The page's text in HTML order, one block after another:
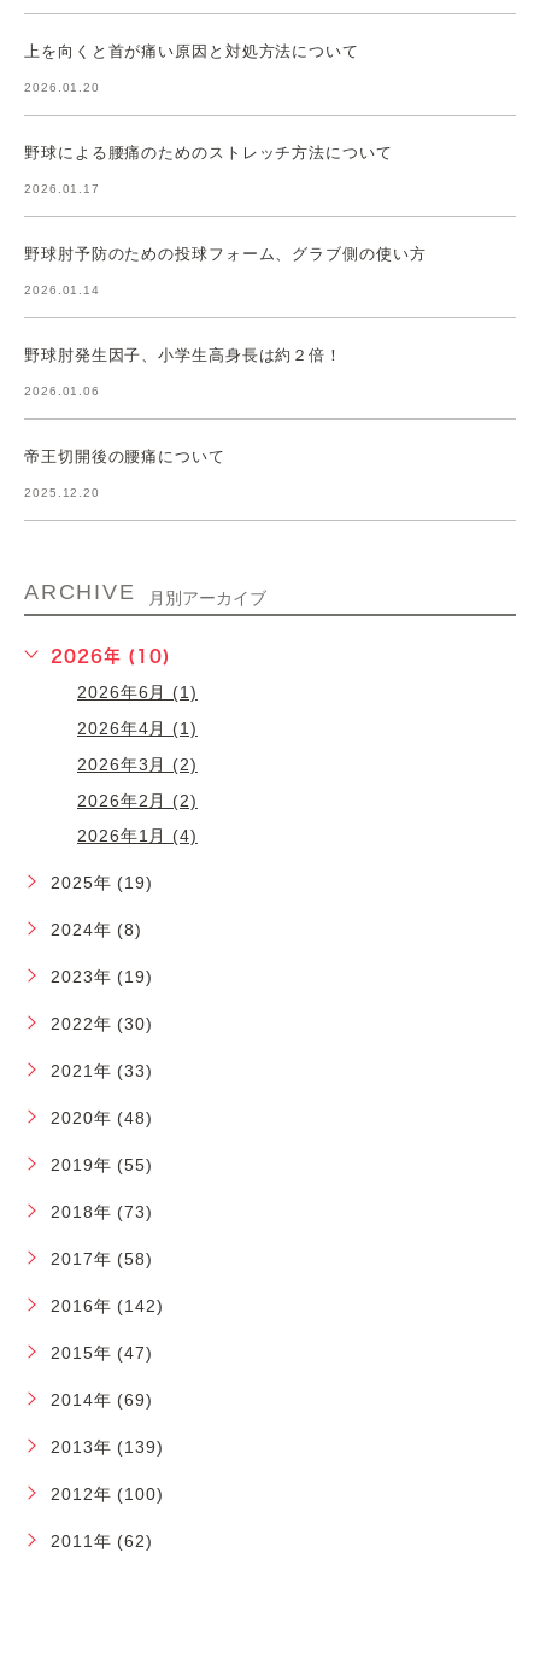
上を向くと首が痛い原因と対処方法について
2026.01.20
野球による腰痛のためのストレッチ方法について
2026.01.17
野球肘予防のための投球フォーム、グラブ側の使い方
2026.01.14
野球肘発生因子、小学生高身長は約２倍！
2026.01.06
帝王切開後の腰痛について
2025.12.20
ARCHIVE 月別アーカイブ
2026年 (10)
2026年6月 (1)
2026年4月 (1)
2026年3月 (2)
2026年2月 (2)
2026年1月 (4)
2025年 (19)
2024年 (8)
2023年 (19)
2022年 (30)
2021年 (33)
2020年 (48)
2019年 (55)
2018年 (73)
2017年 (58)
2016年 (142)
2015年 (47)
2014年 (69)
2013年 (139)
2012年 (100)
2011年 (62)